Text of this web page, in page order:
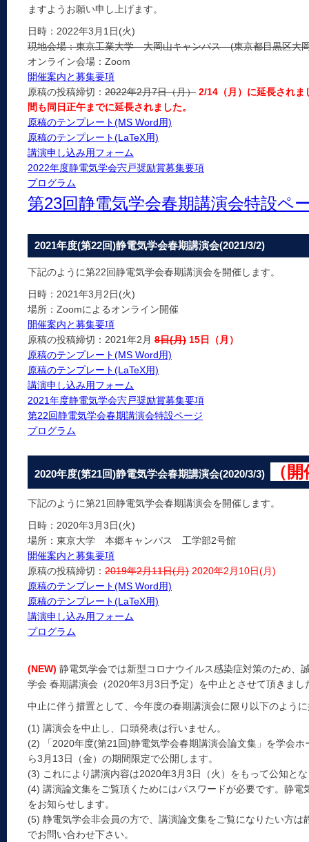
ますようお願い申し上げます。
日時：2022年3月1日(火)
現地会場：東京工業大学 大岡山キャンパス (東京都目黒区大
オンライン会場：Zoom
開催案内と募集要項
原稿の投稿締切： 2022年2月7日（月） 2/14（月）に延長されま
間も同日正午までに延長されました。
原稿のテンプレート(MS Word用)
原稿のテンプレート(LaTeX用)
講演申し込み用フォーム
2022年度静電気学会宍戸奨励賞募集要項
プログラム
第23回静電気学会春期講演会特設ペ
2021年度(第22回)静電気学会春期講演会(2021/3/2)
下記のように第22回静電気学会春期講演会を開催します。
日時：2021年3月2日(火)
場所：Zoomによるオンライン開催
開催案内と募集要項
原稿の投稿締切：2021年2月 8日(月) 15日（月）
原稿のテンプレート(MS Word用)
原稿のテンプレート(LaTeX用)
講演申し込み用フォーム
2021年度静電気学会宍戸奨励賞募集要項
第22回静電気学会春期講演会特設ページ
プログラム
2020年度(第21回)静電気学会春期講演会(2020/3/3) （
下記のように第21回静電気学会春期講演会を開催します。
日時：2020年3月3日(火)
場所：東京大学 本郷キャンパス 工学部2号館
開催案内と募集要項
原稿の投稿締切： 2019年2月11日(月) 2020年2月10日(月)
原稿のテンプレート(MS Word用)
原稿のテンプレート(LaTeX用)
講演申し込み用フォーム
プログラム
(NEW) 静電気学会では新型コロナウイルス感染症対策のため、
学会 春期講演会（2020年3月3日予定）を中止とさせて頂きまし
中止に伴う措置として、今年度の春期講演会に限り以下のよう
(1) 講演会を中止し、口頭発表は行いません。
(2) 「2020年度(第21回)静電気学会春期講演会論文集」を学会
ら3月13日（金）の期間限定で公開します。
(3) これにより講演内容は2020年3月3日（火）をもって公知と
(4) 講演論文集をご覧頂くためにはパスワードが必要です。静
をお知らせします。
(5) 静電気学会非会員の方で、講演論文集をご覧になりたい方
でお問い合わせ下さい。